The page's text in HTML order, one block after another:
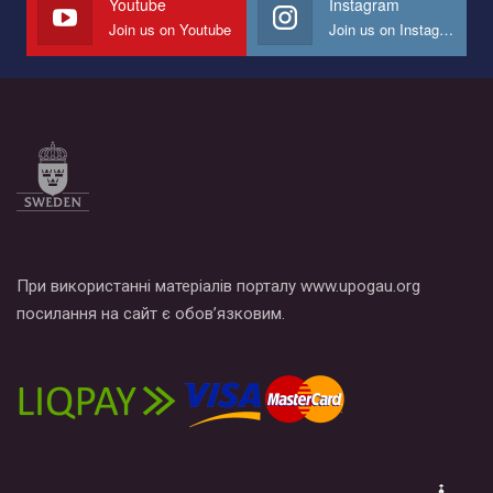
Все, что вам нужно сделать - это зайти на наш канал YouTube
по этой ссылке и поставить лайк под видео.
Join us on Youtube Join us on Instagram
При використанні матеріалів порталу www.upogau.org
посилання на сайт є обов’язковим.